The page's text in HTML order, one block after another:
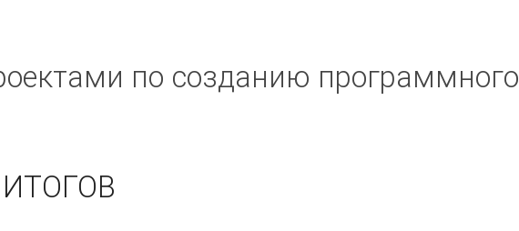
по созданию программного